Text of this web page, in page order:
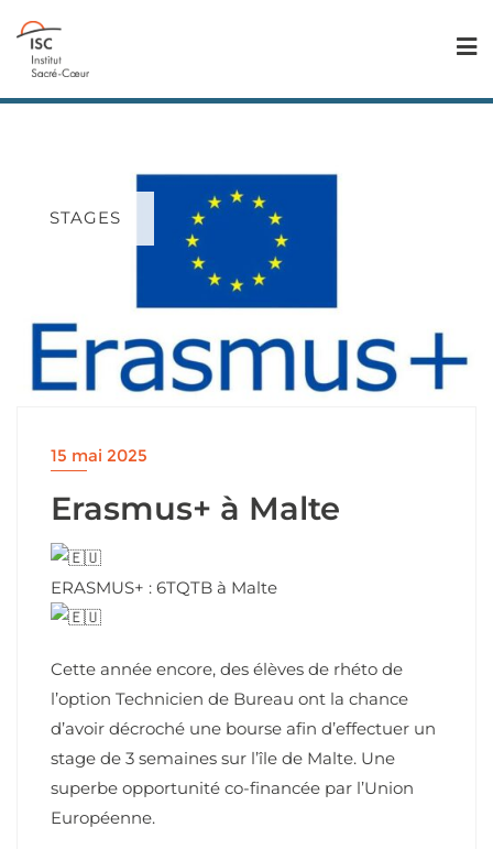
STAGES
15 mai 2025
Erasmus+ à Malte
ERASMUS+ : 6TQTB à Malte
Cette année encore, des élèves de rhéto de
l’option Technicien de Bureau ont la chance
d’avoir décroché une bourse afin d’effectuer un
stage de 3 semaines sur l’île de Malte. Une
superbe opportunité co-financée par l’Union
Européenne.